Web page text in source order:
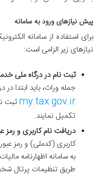
پیش نیازهای ورود به سامانه
برای استفاده از سامانه
نیازهای زیر الزامی است:
ثبت نام در درگاه ملی
جمله وراث، باید ابتدا
my.tax.gov.irثبت
تکمیل نمایند.
دریافت نام کاربری و رمز
کاربری (کدملی) و رمز
به سامانه اظهارنامه
طریق تنظیمات پرتال